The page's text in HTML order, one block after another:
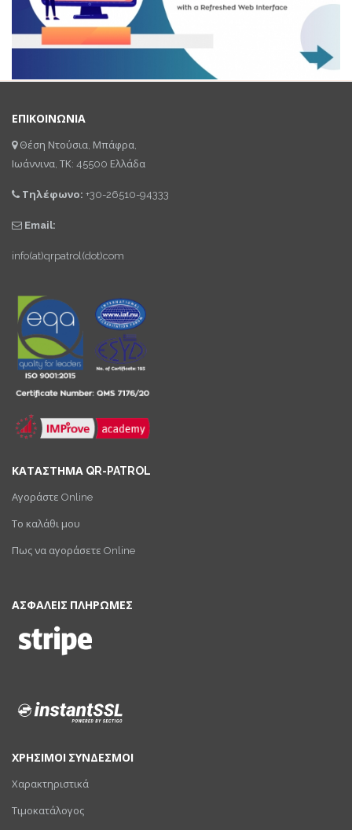
ΕΠΙΚΟΙΝΩΝΙΑ
Θέση Ντούσια, Μπάφρα,
Ιωάννινα, ΤΚ: 45500 Ελλάδα
Τηλέφωνο: +30-26510-94333
Email:
info(at)qrpatrol(dot)com
ΚΑΤΑΣΤΗΜΑ QR-PATROL
Αγοράστε Online
Το καλάθι μου
Πως να αγοράσετε Online
ΑΣΦΑΛΕΙΣ ΠΛΗΡΩΜΕΣ
ΧΡΗΣΙΜΟΙ ΣΥΝΔΕΣΜΟΙ
Χαρακτηριστικά
Τιμοκατάλογος